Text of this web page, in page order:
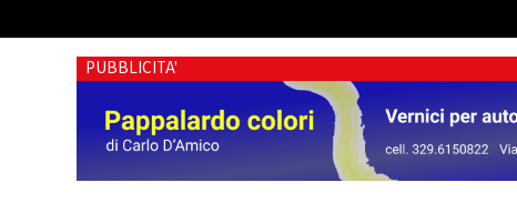
PUBBLICITA'